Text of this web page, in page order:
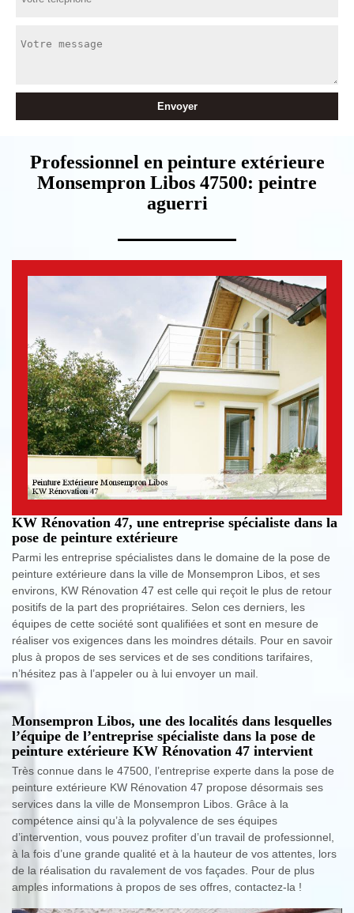
Professionnel en peinture extérieure
Monsempron Libos 47500: peintre
aguerri
KW Rénovation 47, une entreprise spécialiste dans la
pose de peinture extérieure
Parmi les entreprise spécialistes dans le domaine de la pose de
peinture extérieure dans la ville de Monsempron Libos, et ses
environs, KW Rénovation 47 est celle qui reçoit le plus de retour
positifs de la part des propriétaires. Selon ces derniers, les
équipes de cette société sont qualifiées et sont en mesure de
réaliser vos exigences dans les moindres détails. Pour en savoir
plus à propos de ses services et de ses conditions tarifaires,
n’hésitez pas à l’appeler ou à lui envoyer un mail.
Monsempron Libos, une des localités dans lesquelles
l’équipe de l’entreprise spécialiste dans la pose de
peinture extérieure KW Rénovation 47 intervient
Très connue dans le 47500, l’entreprise experte dans la pose de
peinture extérieure KW Rénovation 47 propose désormais ses
services dans la ville de Monsempron Libos. Grâce à la
compétence ainsi qu’à la polyvalence de ses équipes
d’intervention, vous pouvez profiter d’un travail de professionnel,
à la fois d’une grande qualité et à la hauteur de vos attentes, lors
de la réalisation du ravalement de vos façades. Pour de plus
amples informations à propos de ses offres, contactez-la !